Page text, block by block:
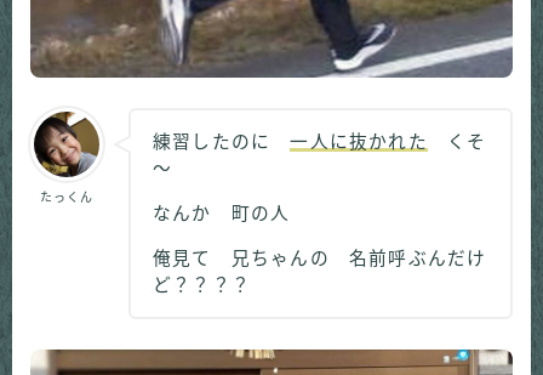
たっくん
練習したのに一人に抜かれた
くそ
～
なんか 町の人
俺見て 兄ちゃんの 名前呼ぶんだけ
ど？？？？